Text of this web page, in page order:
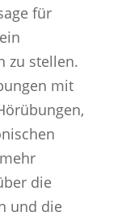
für
zu stellen.
mit
die
und die